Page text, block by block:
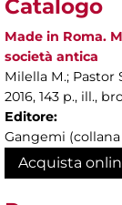
Catalogo
Made in Roma.
società antica
Milella M.; Pastor
2016, 143 p., ill.,
Editore:
Gangemi
Acquista